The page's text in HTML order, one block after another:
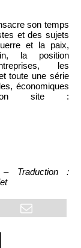
son temps
et des sujets
et la paix,
la position
les
toute une série
économiques
site :
Traduction :